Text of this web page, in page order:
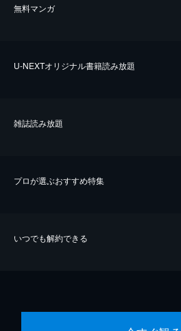
無料マンガ
U-NEXTオリジナル書籍読み放題
雑誌読み放題
プロが選ぶおすすめ特集
いつでも解約できる